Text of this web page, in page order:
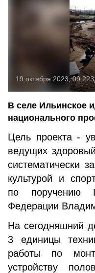
19 октября 2023, 09:22
В селе Ильинское
национального
Цель проекта -
ведущих
систематически
культурой и
по поручению
Федерации
На сегодняшний
3 единицы
работы по
устройству